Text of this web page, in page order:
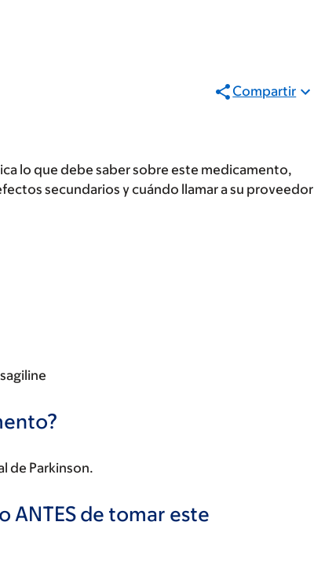
Compartir
lo que debe saber sobre este medicamento,
secundarios y cuándo llamar a su proveedor
de Parkinson.
ANTES de tomar este